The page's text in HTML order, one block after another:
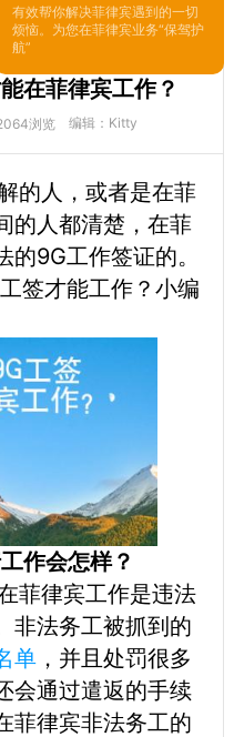
有效帮你解决菲律宾遇到的一切
烦恼。为您在菲律宾业务“保驾护
航”
文
在菲律宾工作？
浏览 编辑：Kitty
的人，或者是在菲
的人都清楚，在菲
9G工作签证的。
签才能工作？小编
作会怎样？
菲律宾工作是违法
非法务工被抓到的
单，并且处罚很多
会通过遣返的手续
菲律宾非法务工的